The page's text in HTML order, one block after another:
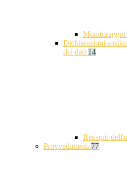
Monitoraggio
Dichiarazioni
dei dati 14
Recapiti
Provvedimenti 77